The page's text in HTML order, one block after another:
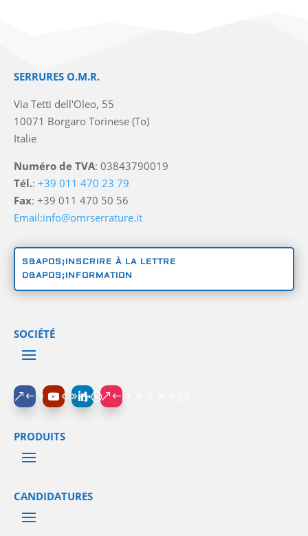
SERRURES O.M.R.
Via Tetti dell'Oleo, 55
10071 Borgaro Torinese (To)
Italie
Numéro de TVA: 03843790019
Tél.:+39 011 470 23 79
Fax: +39 011 470 50 56
Email:info@omrserrature.it
S&APOS;INSCRIRE À LA LETTRE
D&APOS;INFORMATION
SOCIÉTÉ
PRODUITS
CANDIDATURES